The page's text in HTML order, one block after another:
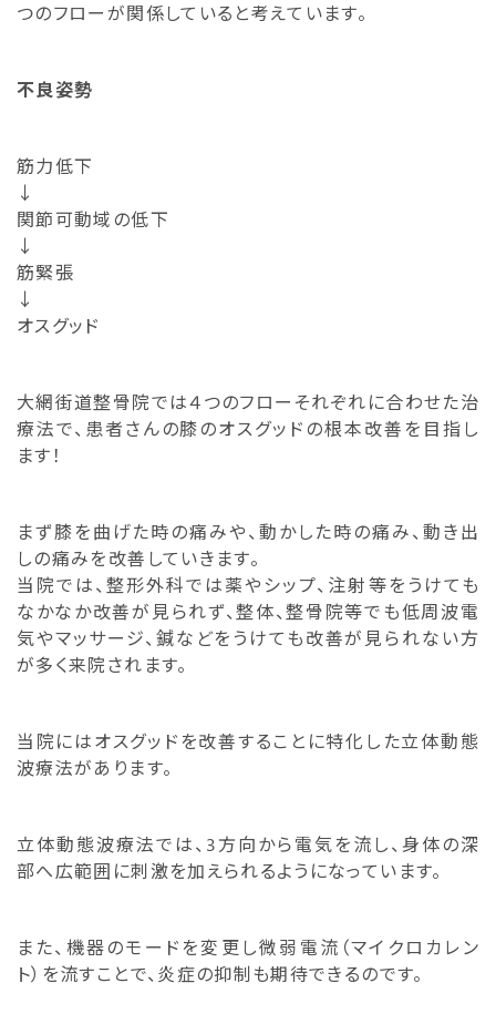
つのフローが関係していると考えています。
不良姿勢
筋力低下
↓
関節可動域の低下
↓
筋緊張
↓
オスグッド
大網街道整骨院では４つのフローそれぞれに合わせた治
療法で、患者さんの膝のオスグッドの根本改善を目指し
ます！
まず膝を曲げた時の痛みや、動かした時の痛み、動き出
しの痛みを改善していきます。
当院では、整形外科では薬やシップ、注射等をうけても
なかなか改善が見られず、整体、整骨院等でも低周波電
気やマッサージ、鍼などをうけても改善が見られない方
が多く来院されます。
当院にはオスグッドを改善することに特化した立体動態
波療法があります。
立体動態波療法では、3方向から電気を流し、身体の深
部へ広範囲に刺激を加えられるようになっています。
また、機器のモードを変更し微弱電流（マイクロカレン
ト）を流すことで、炎症の抑制も期待できるのです。